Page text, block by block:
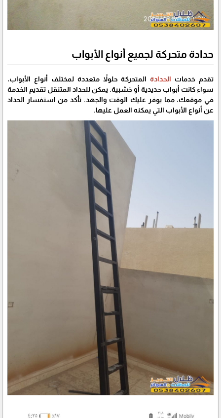
حدادة متحركة لجميع أنواع الأبواب
تقدم خدمات الحدادةالمتحركة حلولاً متعددة لمختلف أنواع الأبواب،
سواء كانت أبواب حديدية أو خشبية. يمكن للحداد المتنقل تقديم الخدمة
في موقعك، مما يوفر عليك الوقت والجهد. تأكد من استفسار الحداد
عن أنواع الأبواب التي يمكنه العمل عليها.